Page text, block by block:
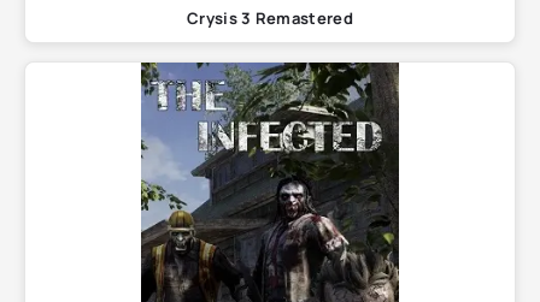
Crysis 3 Remastered